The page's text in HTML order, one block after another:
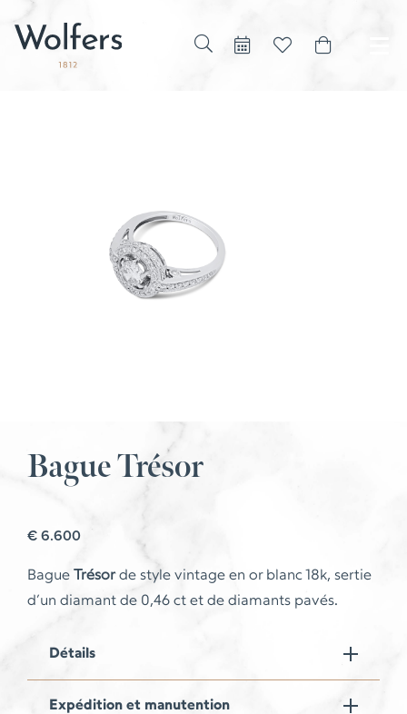
Bague Trésor
€6.600
Bague Trésorde style vintage en or blanc 18k, sertie
d’un diamant de 0,46 ct et de diamants pavés.
Détails
Expédition et manutention